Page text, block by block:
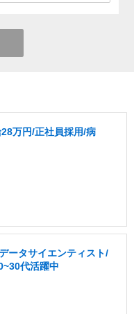
万円/正社員採用/病
ータサイエンティスト/
代活躍中